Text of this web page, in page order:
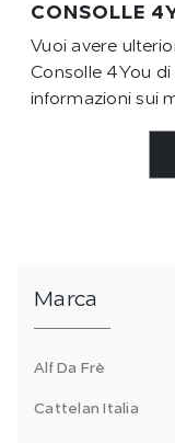
CONSOLLE
Vuoi avere
Consolle 4You di
informazioni sui
Marca
Alf Da Frè
Cattelan Italia